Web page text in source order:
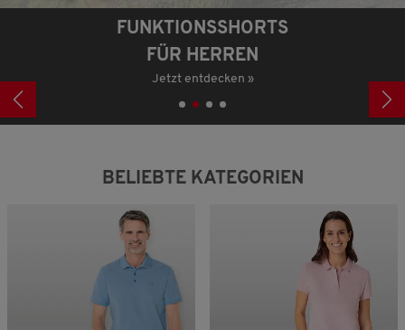
FUNKTIONSSHORTS
FÜR HERREN
Jetzt entdecken »
BELIEBTE KATEGORIEN